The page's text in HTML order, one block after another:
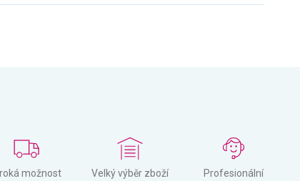
možnost
Velký výběr zboží
Profesionální